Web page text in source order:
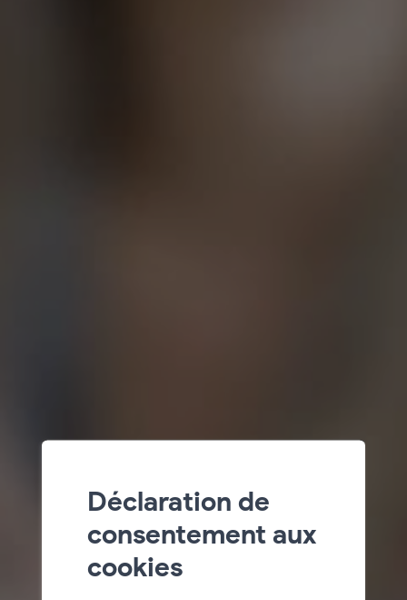
Déclaration de
consentement aux
cookies